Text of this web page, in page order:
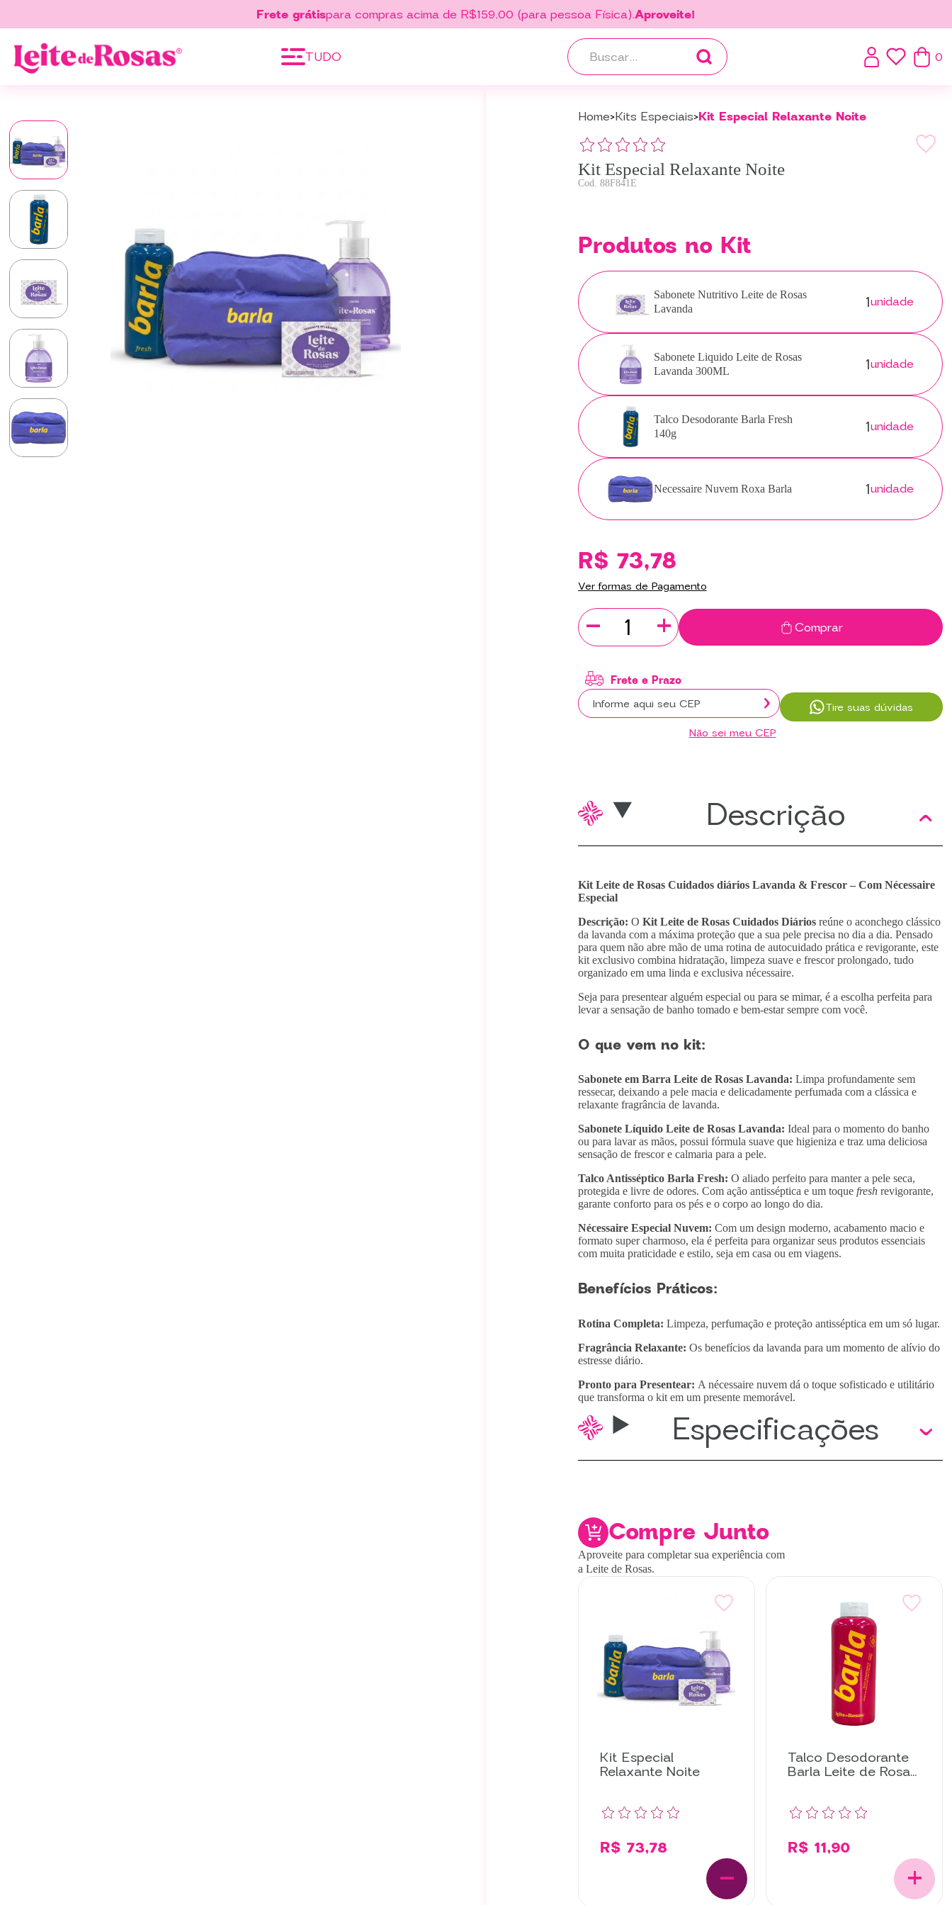
Frete grátispara compras acima de R$159,00 (para pessoa Física).Aproveite!
TUDO
0
Home Kits Especiais Kit Especial Relaxante Noite
Kit Especial Relaxante Noite
88F841E
Produtos no Kit
Sabonete Nutritivo Leite de Rosas
Lavanda
1unidade
Sabonete Liquido Leite de Rosas
Lavanda 300ML
1unidade
Talco Desodorante Barla Fresh
140g
1unidade
Necessaire Nuvem Roxa Barla 1unidade
R$ 73,78
Ver formas de Pagamento
- + Comprar
Não sei meu CEP
Tire suas dúvidas
Descrição
Kit Leite de Rosas Cuidados diários Lavanda & Frescor – Com Nécessaire
Especial
Descrição: O Kit Leite de Rosas Cuidados Diáriosreúne o aconchego clássico
da lavanda com a máxima proteção que a sua pele precisa no dia a dia. Pensado
para quem não abre mão de uma rotina de autocuidado prática e revigorante, este
kit exclusivo combina hidratação, limpeza suave e frescor prolongado, tudo
organizado em uma linda e exclusiva nécessaire.
Seja para presentear alguém especial ou para se mimar, é a escolha perfeita para
levar a sensação de banho tomado e bem-estar sempre com você.
O que vem no kit:
Sabonete em Barra Leite de Rosas Lavanda: Limpa profundamente sem
ressecar, deixando a pele macia e delicadamente perfumada com a clássica e
relaxante fragrância de lavanda.
Sabonete Líquido Leite de Rosas Lavanda: Ideal para o momento do banho
ou para lavar as mãos, possui fórmula suave que higieniza e traz uma deliciosa
sensação de frescor e calmaria para a pele.
Talco Antisséptico Barla Fresh: O aliado perfeito para manter a pele seca,
protegida e livre de odores. Com ação antisséptica e um toque freshrevigorante,
garante conforto para os pés e o corpo ao longo do dia.
Nécessaire Especial Nuvem: Com um design moderno, acabamento macio e
formato super charmoso, ela é perfeita para organizar seus produtos essenciais
com muita praticidade e estilo, seja em casa ou em viagens.
Benefícios Práticos:
Rotina Completa: Limpeza, perfumação e proteção antisséptica em um só lugar.
Fragrância Relaxante: Os benefícios da lavanda para um momento de alívio do
estresse diário.
Pronto para Presentear: A nécessaire nuvem dá o toque sofisticado e utilitário
que transforma o kit em um presente memorável.
Especificações
Compre Junto
Aproveite para completar sua experiência com
a Leite de Rosas.
Kit Especial
Relaxante Noite
R$ 73,78
Talco Desodorante
Barla Leite de Rosas
140g
R$ 11,90